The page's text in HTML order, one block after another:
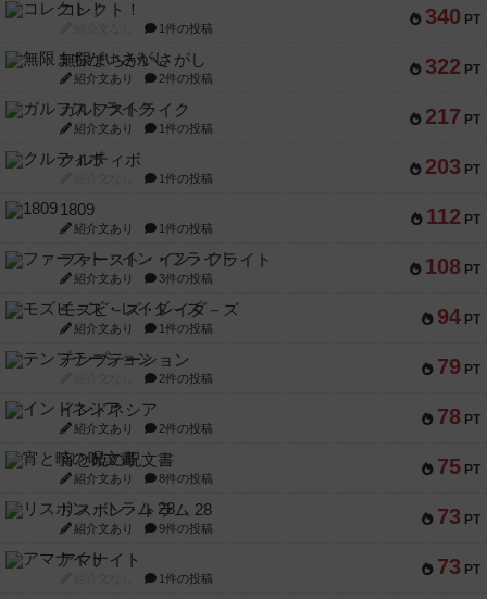
340 PT
コレクト！
1件の投稿
322 PT
無限まちがいさがし
紹介文あり 2件の投稿
217 PT
ガルフストライク
紹介文あり 1件の投稿
203 PT
クルティボ
1件の投稿
112 PT
1809
紹介文あり 1件の投稿
108 PT
ファースト・イン・フライト
紹介文あり 3件の投稿
94 PT
モズビ－ズ・レイダ－ズ
紹介文あり 1件の投稿
79 PT
テンプテーション
2件の投稿
78 PT
インドネシア
紹介文あり 2件の投稿
75 PT
宵と暁の呪文書
紹介文あり 8件の投稿
73 PT
リスボン・トラム 28
紹介文あり 9件の投稿
73 PT
アマナイト
1件の投稿